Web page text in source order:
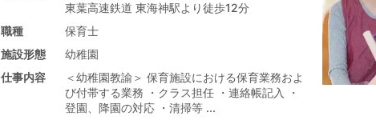
東葉高速鉄道 東海神駅より徒歩12分
職種
保育士
施設形態
幼稚園
仕事内容
＜幼稚園教諭＞ 保育施設における保育業務およ
び付帯する業務 ・クラス担任 ・連絡帳記入 ・
登園、降園の対応 ・清掃等 ...